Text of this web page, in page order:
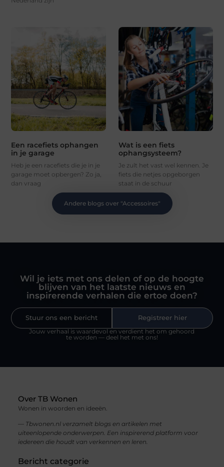
Een racefiets ophangen
in je garage
Heb je een racefiets die je in je
garage moet opbergen? Zo ja,
dan vraag
Wat is een fiets
ophangsysteem?
Je zult het vast wel kennen. Je
fiets die netjes opgeborgen
staat in de schuur
Andere blogs over "Accessoires"
Wil je iets met ons delen of op de hoogte
blijven van het laatste nieuws en
inspirerende verhalen die ertoe doen?
Stuur ons een bericht
Registreer hier
Jouw verhaal is waardevol en verdient het om gehoord
te worden — deel het met ons!
Over TB Wonen
Wonen in woorden en ideeën.
— Tbwonen.nl verzamelt blogs en artikelen met
uiteenlopende onderwerpen. Een inspirerend platform voor
iedereen die houdt van verkennen en leren.
Bericht categorie